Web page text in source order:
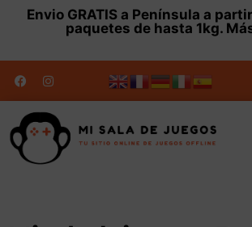
Envio GRATISa Península a
paquetes de hasta 1kg.